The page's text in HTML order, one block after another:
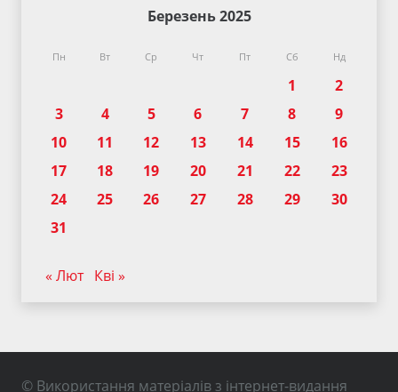
Березень 2025
Пн Вт Ср Чт Пт Сб Нд
1
2
3
4 5 6 7 8
9
10
11 12 13 14 15
16
17
18 19 20 21 22
23
24
25 26 27 28 29
30
31
« Лют Кві »
© Використання матеріалів з інтернет-видання